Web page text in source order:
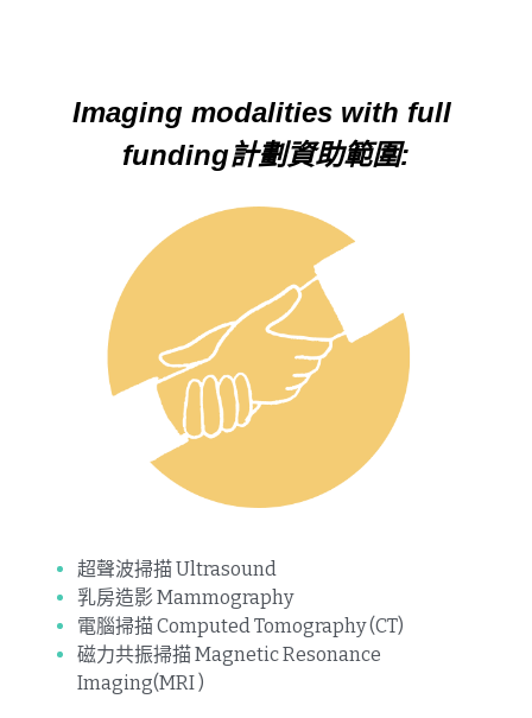
Imaging modalities with full
funding計劃資助範圍:
超聲波掃描 Ultrasound
乳房造影 Mammography
電腦掃描 Computed Tomography (CT)
磁力共振掃描 Magnetic Resonance
Imaging(MRI )